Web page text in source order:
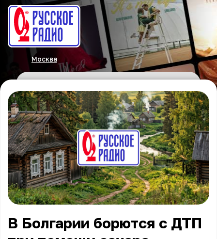
Москва
В Болгарии борются с ДТП